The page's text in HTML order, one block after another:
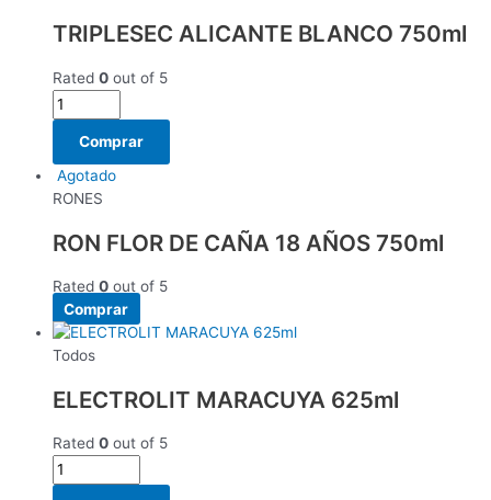
TRIPLESEC ALICANTE BLANCO 750ml
Rated 0 out of 5
Comprar
Agotado
RONES
RON FLOR DE CAÑA 18 AÑOS 750ml
Rated 0 out of 5
Comprar
Todos
ELECTROLIT MARACUYA 625ml
Rated 0 out of 5